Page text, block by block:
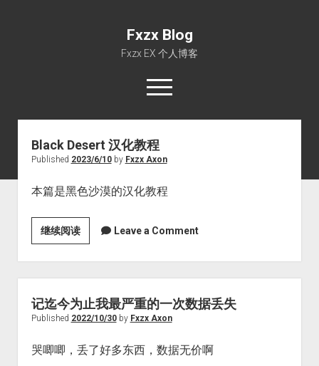
Fxzx Blog
Fxzx EX 个人博客
open
menu
rss email-form
首页
文章
Blog
Posts
Black Desert 汉化教程
Published 2023/6/10by Fxzx Axon
本篇是黑色沙漠的汉化教程
继续阅读Black
Desert
汉
化
教
程
Leave a Comment
记迄今为止我最严重的一次数据丢失
Published 2022/10/30by Fxzx Axon
哭唧唧，丢了好多东西，数据无价啊